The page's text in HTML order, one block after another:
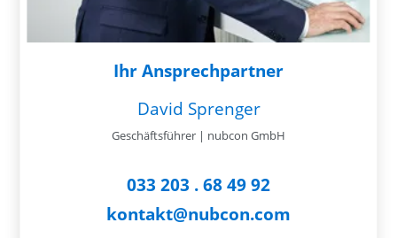
Ihr Ansprechpartner
David Sprenger
Geschäftsführer | nubcon GmbH
033 203 . 68 49 92
kontakt@nubcon.com